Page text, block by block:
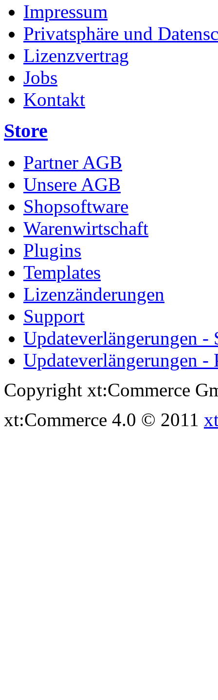
Impressum
Privatsphäre und
Lizenzvertrag
Jobs
Kontakt
Store
Partner AGB
Unsere AGB
Shopsoftware
Warenwirtschaft
Plugins
Templates
Lizenzänderungen
Support
Updateverlängerungen -
Updateverlängerungen -
Copyright xt:Commerce
xt:Commerce 4.0 © 2011